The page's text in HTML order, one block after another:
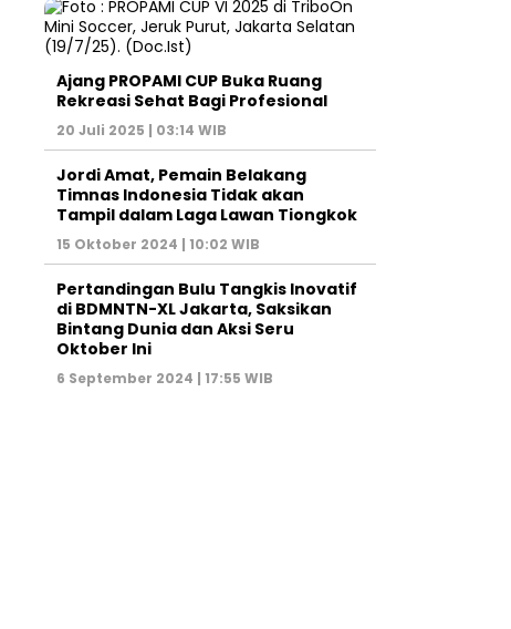
Ajang PROPAMI CUP Buka Ruang
Rekreasi Sehat Bagi Profesional
20 Juli 2025 | 03:14 WIB
Jordi Amat, Pemain Belakang
Timnas Indonesia Tidak akan
Tampil dalam Laga Lawan Tiongkok
15 Oktober 2024 | 10:02 WIB
Pertandingan Bulu Tangkis Inovatif
di BDMNTN-XL Jakarta, Saksikan
Bintang Dunia dan Aksi Seru
Oktober Ini
6 September 2024 | 17:55 WIB